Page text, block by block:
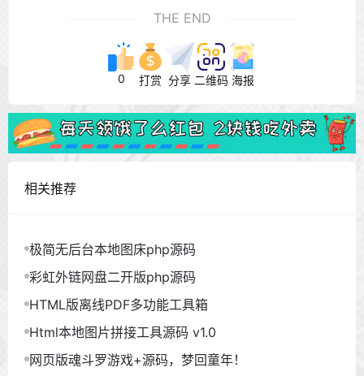
THE END
0 打赏 分享 二维码 海报
相关推荐
极简无后台本地图床php源码
彩虹外链网盘二开版php源码
HTML版离线PDF多功能工具箱
Html本地图片拼接工具源码 v1.0
网页版魂斗罗游戏+源码，梦回童年！